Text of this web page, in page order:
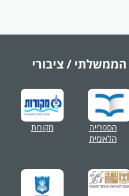
הממשלתי / ציבורי
הספרייה
הלאומית
מקורות